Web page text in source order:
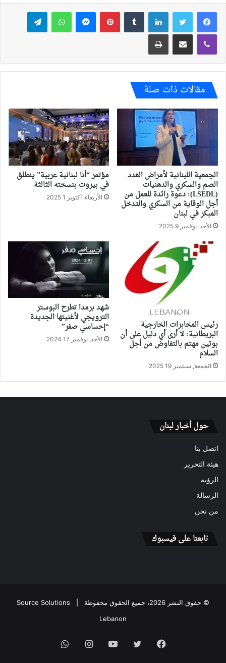
فيسبوك تويتر لينكدإن بينتيريستماسنجر واتساب تيلقرام
ڤايبر مشاركة عبر البريد طباعة
مقالات ذات صلة
الجمعية اللبنانية لأمراض الغدد
الصم والسكري والدهنيات
(LSEDL): دعوة رائدة للعمل من
أجل الوقاية من السكري والتدخل
المبكر في لبنان
الأحد, نوفمبر 9 2025
مؤتمر “أنا لبنانية عربية” ينطلق
في بيروت بنسخته الثالثة
الأربعاء, أكتوبر 1 2025
رئيس المخابرات الخارجية
البريطانية: لا أرى أي دليل على أن
بوتين مهتم بالتفاوض من أجل
السلام
الجمعة, سبتمبر 19 2025
شهد برمدا تطرح البوستر
الترويجي لأغنيتها الجديدة
“إحساسي صفر”
الأحد, نوفمبر 17 2024
حول أخبار لبنان
اتصل بنا
هيئة التحرير
الرؤية
الرسالة
من نحن
تابعنا على فيسبوك
© حقوق النشر 2026، جميع الحقوق محفوظة |
Source Solutions
Lebanon
فيسبوك تويتر يوتيوبانستقرامواتساب